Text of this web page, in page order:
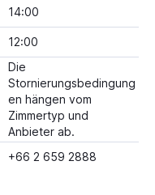
14:00
12:00
Die
Stornierungsbedingung
en hängen vom
Zimmertyp und
Anbieter ab.
+66 2 659 2888